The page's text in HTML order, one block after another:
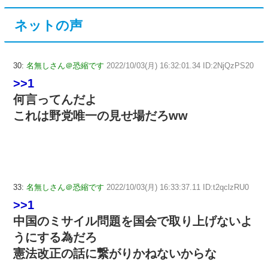
ネットの声
30: 名無しさん＠恐縮です 2022/10/03(月) 16:32:01.34 ID:2NjQzPS20
>>1
何言ってんだよ
これは野党唯一の見せ場だろww
33: 名無しさん＠恐縮です 2022/10/03(月) 16:33:37.11 ID:t2qclzRU0
>>1
中国のミサイル問題を国会で取り上げないよ
うにする為だろ
憲法改正の話に繋がりかねないからな